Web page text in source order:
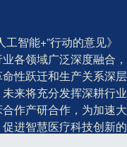
智能+”行动的意见》
各领域广泛深度融合，
性跃迁和生产关系深层
来将充分发挥深耕行业
作产研合作，为加速大
进智慧医疗科技创新的